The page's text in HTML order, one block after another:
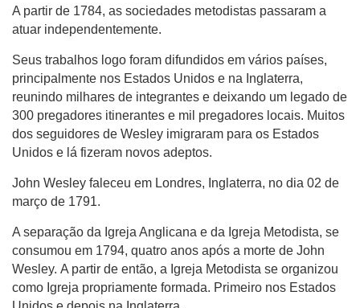
A partir de 1784, as sociedades metodistas passaram a
atuar independentemente.
Seus trabalhos logo foram difundidos em vários países,
principalmente nos Estados Unidos e na Inglaterra,
reunindo milhares de integrantes e deixando um legado de
300 pregadores itinerantes e mil pregadores locais. Muitos
dos seguidores de Wesley imigraram para os Estados
Unidos e lá fizeram novos adeptos.
John Wesley faleceu em Londres, Inglaterra, no dia 02 de
março de 1791.
A separação da Igreja Anglicana e da Igreja Metodista, se
consumou em 1794, quatro anos após a morte de John
Wesley. A partir de então, a Igreja Metodista se organizou
como Igreja propriamente formada. Primeiro nos Estados